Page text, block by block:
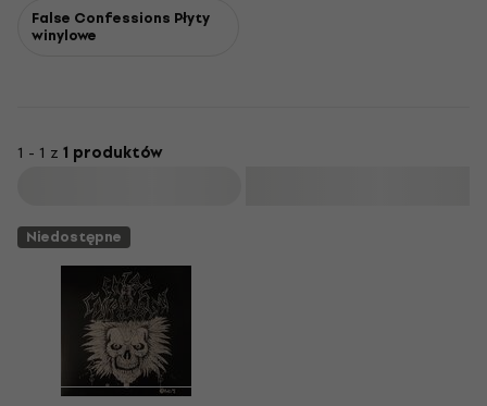
False Confessions Płyty
winylowe
1 - 1 z 1 produktów
Niedostępne